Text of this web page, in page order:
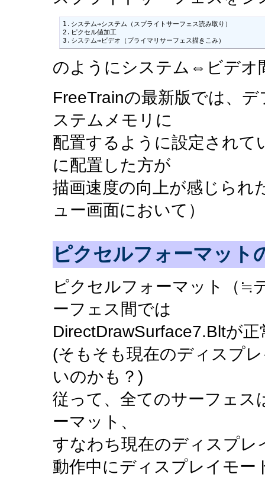
1.システム→システム（スプライトサーフェス読み取り）
2.ピクセル値加工
3.システム→ビデオ（プライマリサーフェス描きこみ）
のようにシステム⇔ビデオ
FreeTrainの最新版では、
ステムメモリに
配置するように設定され
に配置した方が
描画速度の向上が感じられ
ュー画面において）
ピクセルフォーマット
ピクセルフォーマット（≒
ーフェス間では
DirectDrawSurface7.Bltが
(そもそも現在のディスプ
いのかも？)
従って、全てのサーフェ
ーマット、
すなわち現在のディスプレ
動作中にディスプレイモ